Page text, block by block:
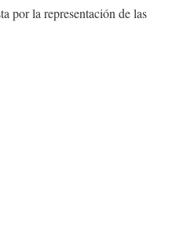
por la representación de las